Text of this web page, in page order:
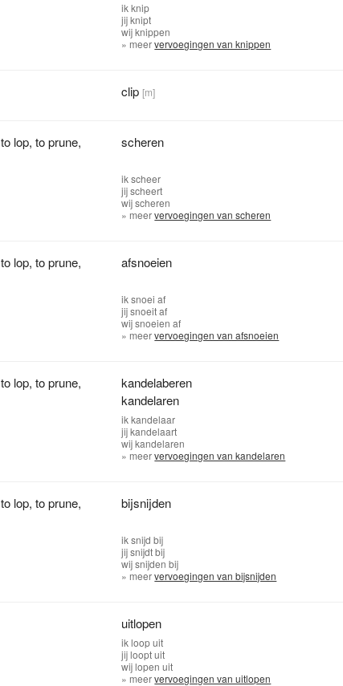
ikknip
jijknipt
wijknippen
» meervervoegingen van knippen
clip [m]
to lop,to prune,
scheren
ikscheer
jijscheert
wijscheren
» meervervoegingen van scheren
to lop,to prune,
afsnoeien
iksnoei af
jijsnoeit af
wijsnoeien af
» meervervoegingen van afsnoeien
to lop,to prune,
kandelaberen
kandelaren
ikkandelaar
jijkandelaart
wijkandelaren
» meervervoegingen van kandelaren
to lop,to prune,
bijsnijden
iksnijd bij
jijsnijdt bij
wijsnijden bij
» meervervoegingen van bijsnijden
uitlopen
ikloop uit
jijloopt uit
wijlopen uit
» meervervoegingen van uitlopen